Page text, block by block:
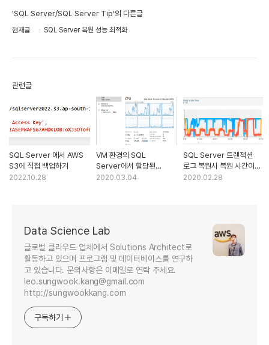
'SQL Server/SQL Server Tip'의 다른글
현재글 SQL Server 복원 성능 최적화
관련글
SQL Server 에서 AWS
S3에 직접 백업하기
2022.10.28
VM 환경의 SQL
Server에서 할당된
CPU를 모두 사용하지
2020.03.04
SQL Server 트랜잭션
로그 복원시 복원 시간이
오래 걸리는 현상
2020.02.28
Data Science Lab
글로벌 클라우드 업체에서 Solutions Architect로
활동하고 있으며 프로그램 및 데이터베이스를 연구하
고 있습니다. 문의사항은 이메일로 연락 주세요.
leo.sungwook.kang@gmail.com
http://sungwookkang.com
구독하기